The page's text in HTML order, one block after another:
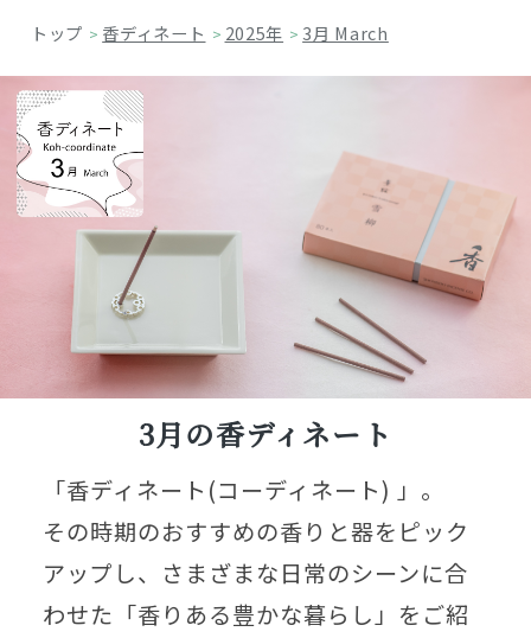
> 香ディネート > 2025年 > 3月 March
3月の香ディネート
「香ディネート(コーディネート) 」。
その時期のおすすめの香りと器をピック
アップし、さまざまな日常のシーンに合
わせた「香りある豊かな暮らし」をご紹